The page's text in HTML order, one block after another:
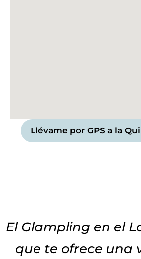
Llévame por GPS a la
El Glampling en el
que te ofrece una